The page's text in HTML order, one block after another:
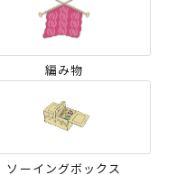
編み物
ソーイングボックス